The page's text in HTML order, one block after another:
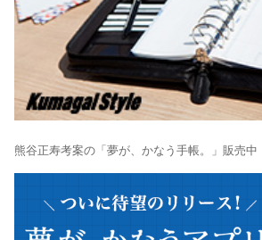
熊谷正寿考案の「夢が、かなう手帳。」販売中